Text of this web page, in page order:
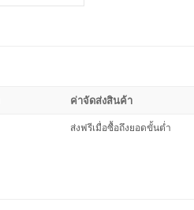
ค่าจัดส่งสินค้า
ส่งฟรีเมื่อซื้อถึงยอดขั้นต่ำ